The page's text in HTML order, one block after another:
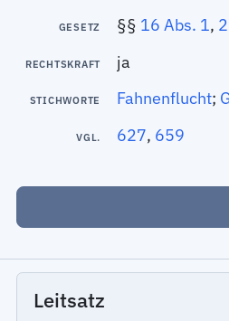
GESETZ §§ 16 Abs. 1,
RECHTSKRAFT ja
STICHWORTE Fahnenflucht;
VGL. 627, 659
Leitsatz